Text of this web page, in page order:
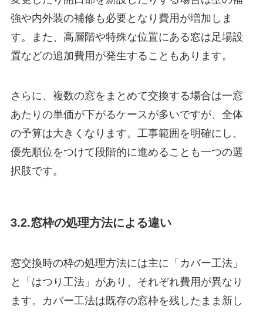
強や内外装の補修も必要となり費用が増加しま
す。また、高層階や特殊な位置にある窓は足場設
置などの追加費用が発生することもあります。
さらに、複数の窓をまとめて交換する場合は一窓
あたりの単価が下がるケースが多いですが、全体
の予算は大きくなります。工事範囲を明確にし、
優先順位をつけて段階的に進めることも一つの選
択肢です。
3.2.窓枠の処理方法による違い
窓交換時の枠の処理方法には主に「カバー工法」
と「はつり工法」があり、それぞれ費用が異なり
ます。カバー工法は既存の窓枠を残したまま新し